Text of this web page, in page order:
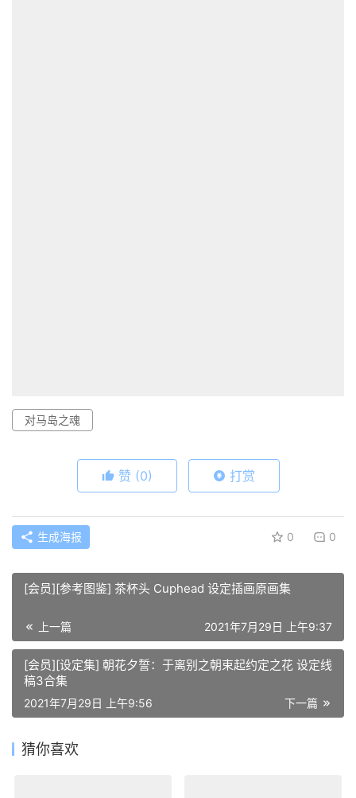
对马岛之魂
赞 (0) 打赏
生成海报 0 0
[会员][参考图鉴] 茶杯头 Cuphead 设定插画原画集
上一篇 2021年7月29日 上午9:37
[会员][设定集] 朝花夕誓：于离别之朝束起约定之花 设定线
稿3合集
下一篇
2021年7月29日 上午9:56
猜你喜欢